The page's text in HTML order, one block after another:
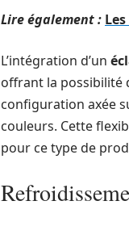
Lire également :
L’intégration d’un
offrant la possibilité
configuration axée
couleurs. Cette
pour ce type de